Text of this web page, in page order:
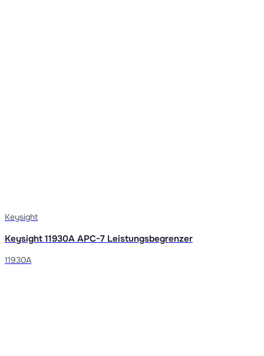
Keysight
Keysight 11930A APC-7 Leistungsbegrenzer
11930A